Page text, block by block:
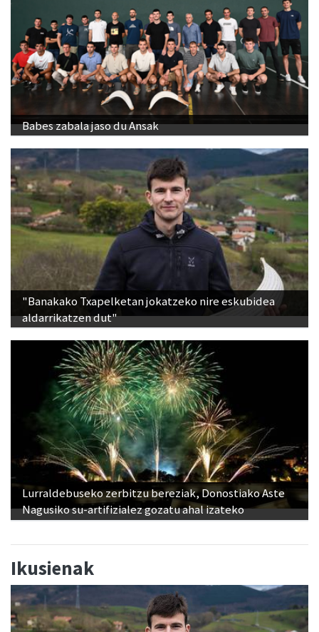
Babes zabala jaso du Ansak
"Banakako Txapelketan jokatzeko nire eskubidea
aldarrikatzen dut"
Lurraldebuseko zerbitzu bereziak, Donostiako Aste
Nagusiko su-artifizialez gozatu ahal izateko
Ikusienak